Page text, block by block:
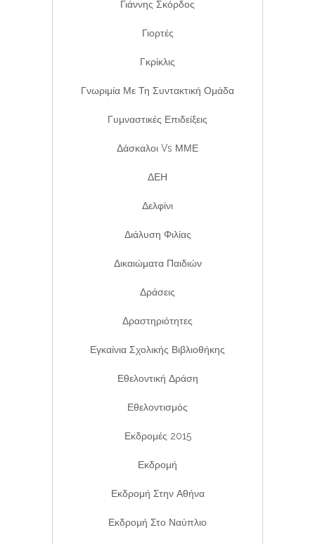
Γιάννης Σκόρδος
Γιορτές
Γκρίκλις
Γνωριμία Με Τη Συντακτική Ομάδα
Γυμναστικές Επιδείξεις
Δάσκαλοι Vs ΜΜΕ
ΔΕΗ
Δελφίνι
Διάλυση Φιλίας
Δικαιώματα Παιδιών
Δράσεις
Δραστηριότητες
Εγκαίνια Σχολικής Βιβλιοθήκης
Εθελοντική Δράση
Εθελοντισμός
Εκδρομές 2015
Εκδρομή
Εκδρομή Στην Αθήνα
Εκδρομή Στο Ναύπλιο